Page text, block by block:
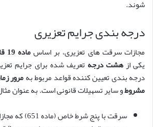
شوند.
درجه بندی جرایم تعزیری
مجازات سرقت های تعزیری، بر اساسماده 19 قانون مجازات اسلامی
یکی ازهشت درجه تعریف شده برای جرایم
درجه بندی تعیین کننده قواعد مربوط بهمرور
مشروطو سایر تسهیلات قانونی است. به عنوان
سرقت با پنج شرط